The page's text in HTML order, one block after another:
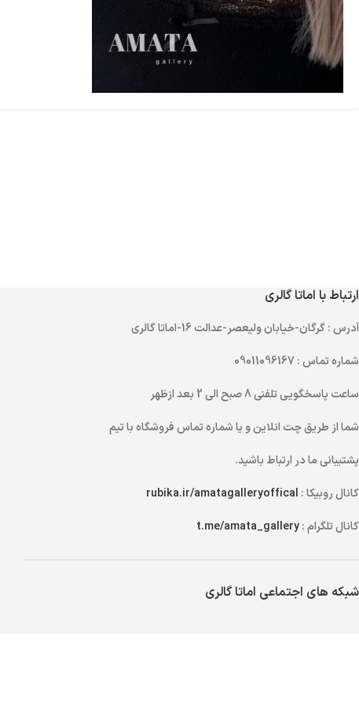
ارتباط با اماتا گالری
آدرس: گرگان-خیابان ولیعصر-عدالت 16-اماتا گالری
شماره تماس: 09011096167
ساعت پاسخگویی تلفنی
شما از طریقچت انلاینو یاشماره تماسفروشگاه با تیم
پشتیبانی ما در ارتباط باشید.
کانال روبیکا : rubika.ir/amatagalleryoffical
کانال تلگرام :t.me/amata_gallery
شبکه های اجتماعی اماتا گالری